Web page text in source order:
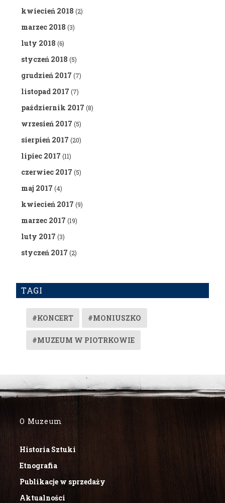
kwiecień 2018 (2)
marzec 2018 (3)
luty 2018 (6)
styczeń 2018 (5)
grudzień 2017 (7)
listopad 2017 (7)
październik 2017 (8)
wrzesień 2017 (5)
sierpień 2017 (20)
lipiec 2017 (11)
czerwiec 2017 (5)
maj 2017 (4)
kwiecień 2017 (9)
marzec 2017 (19)
luty 2017 (3)
styczeń 2017 (2)
TAGI
#KONCERT #MONIUSZKO
#MUZEUM W PIOTRKOWIE
O Muzeum
Historia Sztuki
Etnografia
Publikacje w sprzedaży
Aktualności